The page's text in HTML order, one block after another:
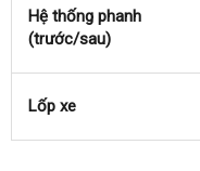
Hệ thống phanh
(trước/sau)
Lốp xe